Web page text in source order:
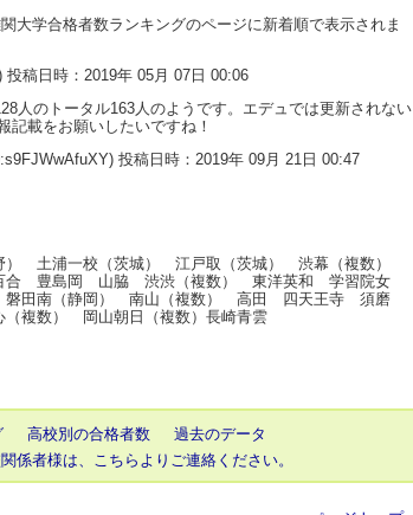
大学合格者数ランキングのページに新着順で表示されま
投稿日時：2019年 05月 07日 00:06
人のトータル163人のようです。エデュでは更新されない
記載をお願いしたいですね！
投稿日時：2019年 09月 21日 00:47
） 土浦一校（茨城） 江戸取（茨城） 渋幕（複数）
合 豊島岡 山脇 渋渋（複数） 東洋英和 学習院女
田南（静岡） 南山（複数） 高田 四天王寺 須磨
複数） 岡山朝日（複数）長崎青雲
高校別の合格者数
過去のデータ
係者様は、こちらよりご連絡ください。